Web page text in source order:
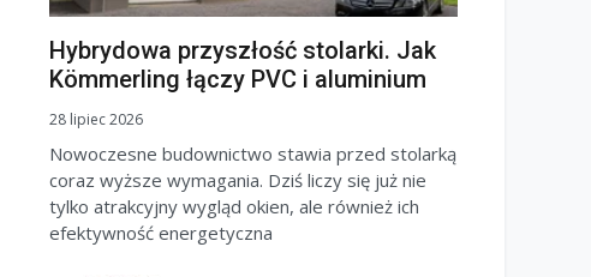
Hybrydowa przyszłość stolarki. Jak
Kömmerling łączy PVC i aluminium
28 lipiec 2026
Nowoczesne budownictwo stawia przed stolarką
coraz wyższe wymagania. Dziś liczy się już nie
tylko atrakcyjny wygląd okien, ale również ich
efektywność energetyczna